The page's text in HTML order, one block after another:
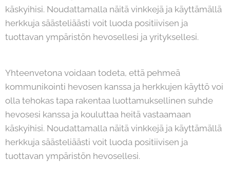
käskyihisi. Noudattamalla näitä vinkkejä ja käyttämällä
herkkuja säästeliäästi voit luoda positiivisen ja
tuottavan ympäristön hevosellesi ja yrityksellesi.
Yhteenvetona voidaan todeta, että pehmeä
kommunikointi hevosen kanssa ja herkkujen käyttö voi
olla tehokas tapa rakentaa luottamuksellinen suhde
hevosesi kanssa ja kouluttaa heitä vastaamaan
käskyihisi. Noudattamalla näitä vinkkejä ja käyttämällä
herkkuja säästeliäästi voit luoda positiivisen ja
tuottavan ympäristön hevosellesi.